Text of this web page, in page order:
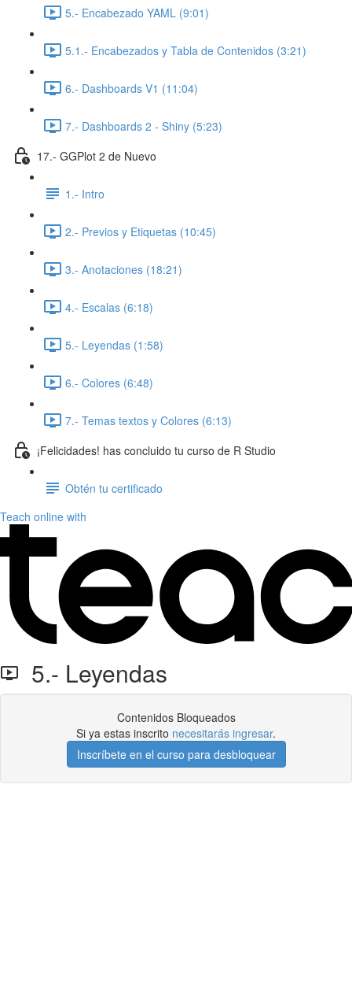
5.- Encabezado YAML (9:01)
5.1.- Encabezados y Tabla de Contenidos (3:21)
6.- Dashboards V1 (11:04)
7.- Dashboards 2 - Shiny (5:23)
17.- GGPlot 2 de Nuevo
1.- Intro
2.- Previos y Etiquetas (10:45)
3.- Anotaciones (18:21)
4.- Escalas (6:18)
5.- Leyendas (1:58)
6.- Colores (6:48)
7.- Temas textos y Colores (6:13)
¡Felicidades! has concluido tu curso de R Studio
Obtén tu certificado
Teach online with
5.- Leyendas
Contenidos Bloqueados
Si ya estas inscrito necesitarás ingresar.
Inscríbete en el curso para desbloquear